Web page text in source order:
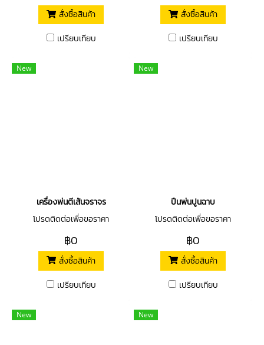
สั่งซื้อสินค้า
เปรียบเทียบ
สั่งซื้อสินค้า
เปรียบเทียบ
New
เครื่องพ่นตีเส้นจราจร
โปรดติดต่อเพื่อขอราคา
฿0
สั่งซื้อสินค้า
เปรียบเทียบ
New
ปืนพ่นปูนฉาบ
โปรดติดต่อเพื่อขอราคา
฿0
สั่งซื้อสินค้า
เปรียบเทียบ
New New